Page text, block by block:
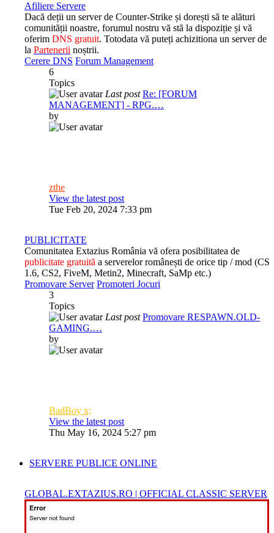
Afiliere Servere
Dacă deții un server de Counter-Strike și dorești să te alături
comunității noastre, forumul nostru vă stă la dispoziție și vă
oferim DNS gratuit. Totodata vă puteți achizitiona un server de
la Partenerii noștrii.
Cerere DNS Forum Management
6
Topics
Last post Re: [FORUM
MANAGEMENT] - RPG.…
by
zthe
View the latest post
Tue Feb 20, 2024 7:33 pm
PUBLICITATE
Comunitatea Extazius România vă ofera posibilitatea de
publicitate gratuită a serverelor românești de orice tip / mod (CS
1.6, CS2, FiveM, Metin2, Minecraft, SaMp etc.)
Promovare Server Promoteri Jocuri
3
Topics
Last post Promovare RESPAWN.OLD-
GAMING.…
by
BadBoy x;
View the latest post
Thu May 16, 2024 5:27 pm
SERVERE PUBLICE ONLINE
GLOBAL.EXTAZIUS.RO | OFFICIAL CLASSIC SERVER